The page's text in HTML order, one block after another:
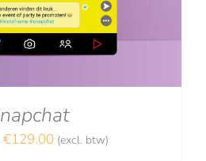
€129.00Prijsklasse:
(excl. btw)